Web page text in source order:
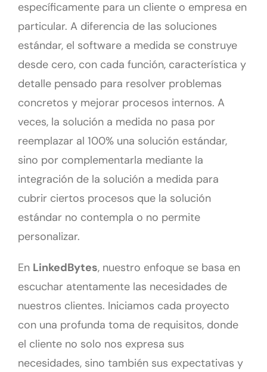
específicamente para un cliente o empresa en
particular. A diferencia de las soluciones
estándar, el software a medida se construye
desde cero, con cada función, característica y
detalle pensado para resolver problemas
concretos y mejorar procesos internos. A
veces, la solución a medida no pasa por
reemplazar al 100% una solución estándar,
sino por complementarla mediante la
integración de la solución a medida para
cubrir ciertos procesos que la solución
estándar no contempla o no permite
personalizar.
En LinkedBytes, nuestro enfoque se basa en
escuchar atentamente las necesidades de
nuestros clientes. Iniciamos cada proyecto
con una profunda toma de requisitos, donde
el cliente no solo nos expresa sus
necesidades, sino también sus expectativas y